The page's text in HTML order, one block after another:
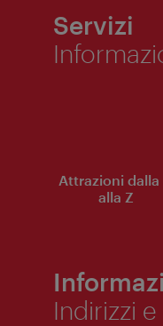
Servizi
Attrazioni dalla
alla Z
Indirizzi